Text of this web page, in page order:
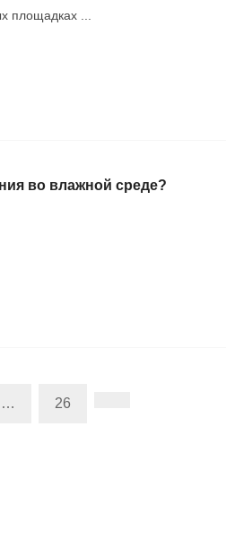
площадках ...
во влажной среде?
… 26